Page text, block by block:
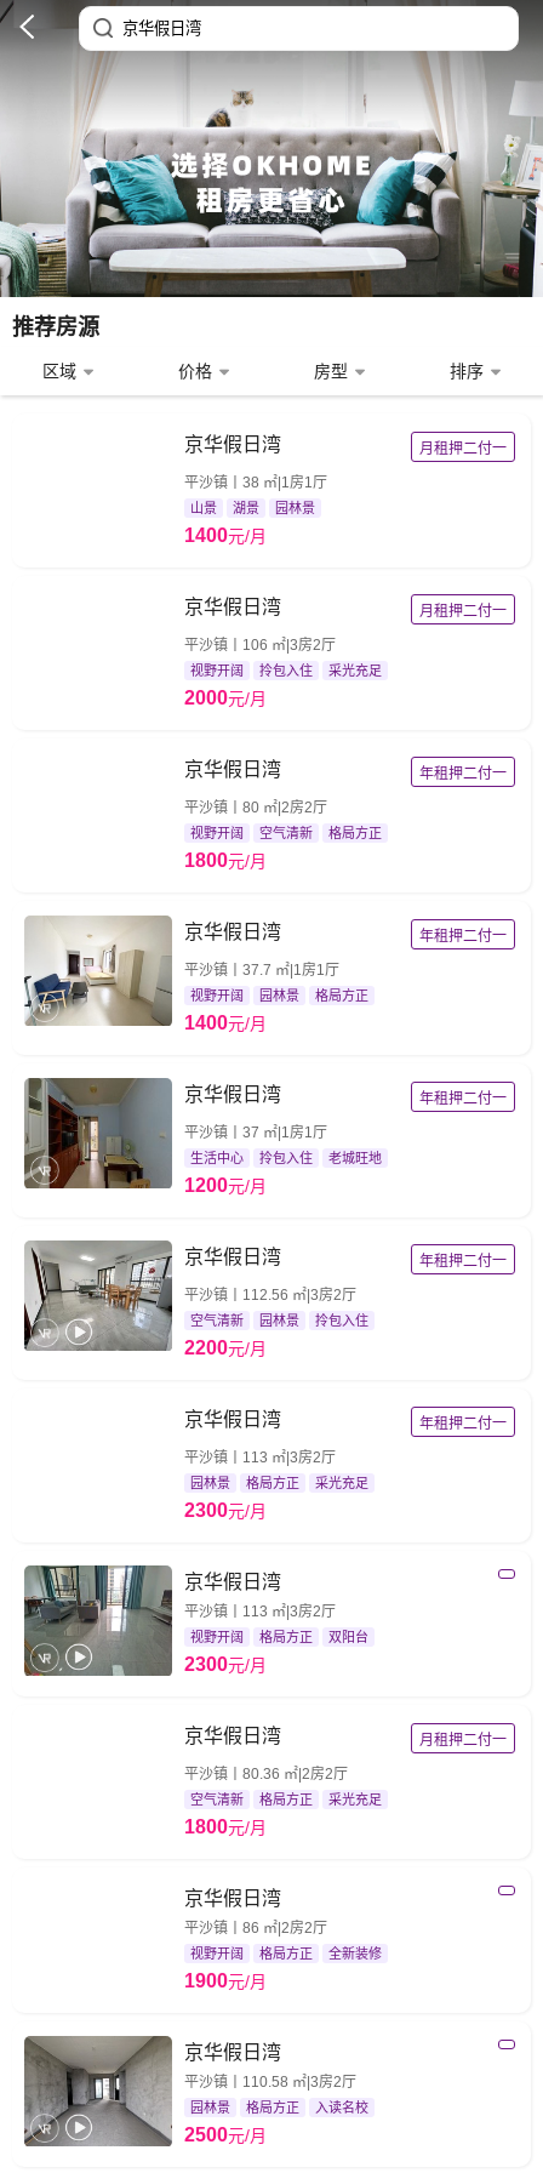
推荐房源
区域 价格 房型 排序
京华假日湾
月租押二付一
平沙镇丨38 ㎡|1房1厅
山景 湖景 园林景
1400元/月
京华假日湾
月租押二付一
平沙镇丨106 ㎡|3房2厅
视野开阔 拎包入住 采光充足
2000元/月
京华假日湾
年租押二付一
平沙镇丨80 ㎡|2房2厅
视野开阔 空气清新 格局方正
1800元/月
京华假日湾
年租押二付一
平沙镇丨37.7 ㎡|1房1厅
视野开阔 园林景 格局方正
1400元/月
京华假日湾
年租押二付一
平沙镇丨37 ㎡|1房1厅
生活中心 拎包入住 老城旺地
1200元/月
京华假日湾
年租押二付一
平沙镇丨112.56 ㎡|3房2厅
空气清新 园林景 拎包入住
2200元/月
京华假日湾
年租押二付一
平沙镇丨113 ㎡|3房2厅
园林景 格局方正 采光充足
2300元/月
京华假日湾
平沙镇丨113 ㎡|3房2厅
视野开阔 格局方正 双阳台
2300元/月
京华假日湾
月租押二付一
平沙镇丨80.36 ㎡|2房2厅
空气清新 格局方正 采光充足
1800元/月
京华假日湾
平沙镇丨86 ㎡|2房2厅
视野开阔 格局方正 全新装修
1900元/月
京华假日湾
平沙镇丨110.58 ㎡|3房2厅
园林景 格局方正 入读名校
2500元/月